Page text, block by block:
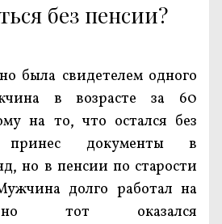
без пенсии?
была свидетелем одного
в возрасте за 60
на то, что остался без
документы в
но в пенсии по старости
долго работал на
но тот оказался